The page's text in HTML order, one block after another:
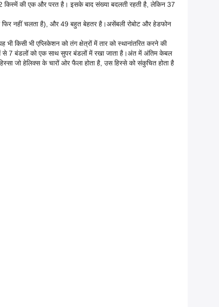
किस्में की एक और परत है। इसके बाद संख्या बदलती रहती है, लेकिन 37
फिर नहीं चलता है), और 49 बहुत बेहतर है।असेंबली रोबोट और हेडफोन
किसी भी एप्लिकेशन को तंग क्षेत्रों में तार को स्थानांतरित करने की
7 बंडलों को एक साथ सुपर बंडलों में रखा जाता है।अंत में अंतिम केबल
जो हेलिक्स के चारों ओर फैला होता है, उस हिस्से को संकुचित होता है